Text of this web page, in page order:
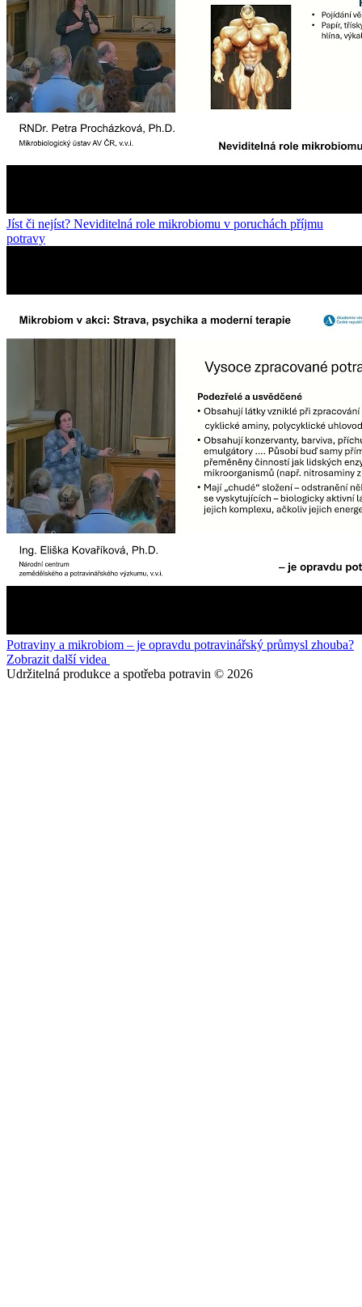
Jíst či nejíst? Neviditelná role mikrobiomu v poruchách příjmu
potravy
Potraviny a mikrobiom – je opravdu potravinářský průmysl zhouba?
Zobrazit další videa
Udržitelná produkce a spotřeba potravin © 2026